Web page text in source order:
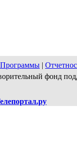
Программы |
фонд